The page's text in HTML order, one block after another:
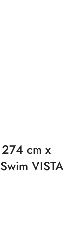
cm x
VISTA